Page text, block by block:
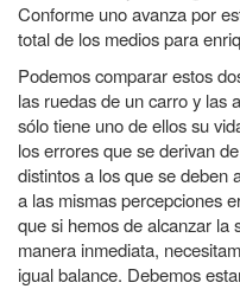
Conforme uno avanza por
total de los medios para
Podemos comparar estos
las ruedas de un carro y las
sólo tiene uno de ellos su
los errores que se derivan
distintos a los que se deben
a las mismas percepciones
que si hemos de alcanzar la
manera inmediata,
igual balance. Debemos